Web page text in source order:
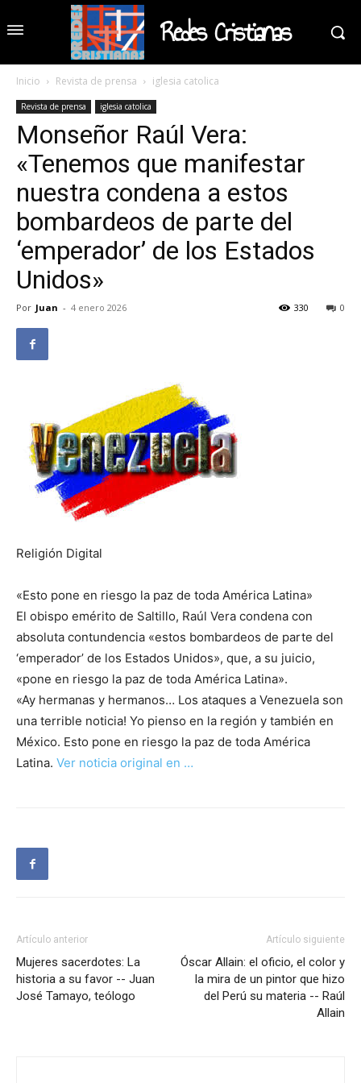
Redes Cristianas
Inicio Revista de prensa iglesia catolica
Revista de prensa iglesia catolica
Monseñor Raúl Vera:
«Tenemos que manifestar
nuestra condena a estos
bombardeos de parte del
‘emperador’ de los Estados
Unidos»
Por Juan - 4 enero 2026 0
330
Religión Digital
«Esto pone en riesgo la paz de toda América Latina»
El obispo emérito de Saltillo, Raúl Vera condena con
absoluta contundencia «estos bombardeos de parte del
‘emperador’ de los Estados Unidos», que, a su juicio,
«pone en riesgo la paz de toda América Latina».
«Ay hermanas y hermanos… Los ataques a Venezuela son
una terrible noticia! Yo pienso en la región y también en
México. Esto pone en riesgo la paz de toda América
Latina. Ver noticia original en …
Artículo anterior
Mujeres sacerdotes: La
historia a su favor -- Juan
José Tamayo, teólogo
Artículo siguiente
Óscar Allain: el oficio, el color y
la mira de un pintor que hizo
del Perú su materia -- Raúl
Allain